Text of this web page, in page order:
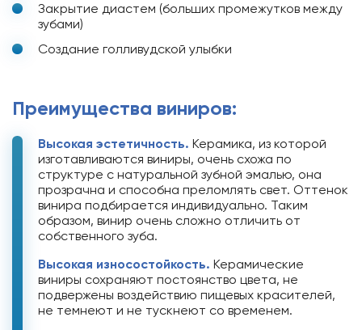
Закрытие диастем (больших промежутков между
зубами)
Создание голливудской улыбки
Преимущества виниров:
Высокая эстетичность. Керамика, из которой
изготавливаются виниры, очень схожа по
структуре с натуральной зубной эмалью, она
прозрачна и способна преломлять свет. Оттенок
винира подбирается индивидуально. Таким
образом, винир очень сложно отличить от
собственного зуба.
Высокая износостойкость. Керамические
виниры сохраняют постоянство цвета, не
подвержены воздействию пищевых красителей,
не темнеют и не тускнеют со временем.